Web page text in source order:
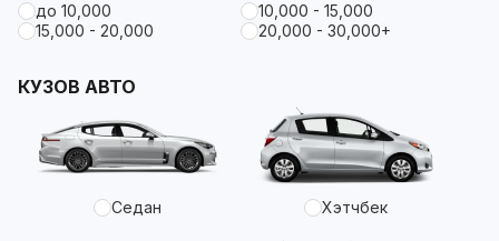
до 10,000
10,000 - 15,000
15,000 - 20,000
20,000 - 30,000+
КУЗОВ АВТО
Седан Хэтчбек